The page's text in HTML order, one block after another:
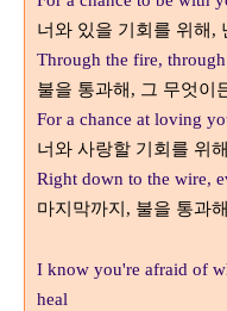
너와 있을 기회를 위해,
Through the fire,
불을 통과해, 그 무엇이
For a chance at loving
너와 사랑할 기회를 위해
Right down to the wire,
마지막까지, 불을 통과
I know you're afraid of
heal